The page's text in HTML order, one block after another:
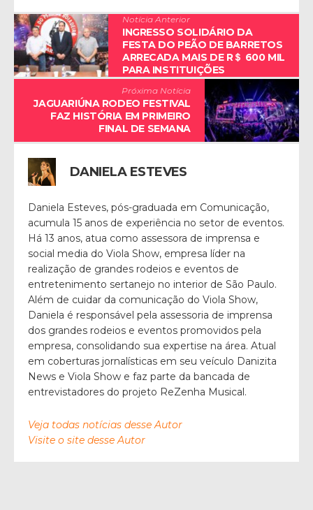
Notícia Anterior
INGRESSO SOLIDÁRIO DA
FESTA DO PEÃO DE BARRETOS
ARRECADA MAIS DE R＄ 600 MIL
PARA INSTITUIÇÕES
Próxima Notícia
JAGUARIÚNA RODEO FESTIVAL
FAZ HISTÓRIA EM PRIMEIRO
FINAL DE SEMANA
DANIELA ESTEVES
Daniela Esteves, pós-graduada em Comunicação,
acumula 15 anos de experiência no setor de eventos.
Há 13 anos, atua como assessora de imprensa e
social media do Viola Show, empresa líder na
realização de grandes rodeios e eventos de
entretenimento sertanejo no interior de São Paulo.
Além de cuidar da comunicação do Viola Show,
Daniela é responsável pela assessoria de imprensa
dos grandes rodeios e eventos promovidos pela
empresa, consolidando sua expertise na área. Atual
em coberturas jornalísticas em seu veículo Danizita
News e Viola Show e faz parte da bancada de
entrevistadores do projeto ReZenha Musical.
Veja todas notícias desse Autor
Visite o site desse Autor